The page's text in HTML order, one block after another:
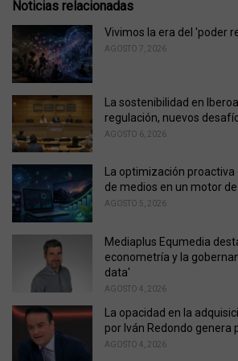
e
r
e
Noticias relacionadas
Vivimos la era del 'poder
AGOSTO 7, 2026
La sostenibilidad en
regulación, nuevos
AGOSTO 6, 2026
La optimización proactiva
de medios en un motor
AGOSTO 5, 2026
Mediaplus Equmedia
econometría y la
data'
AGOSTO 4, 2026
La opacidad en la
por Iván Redondo genera
AGOSTO 4, 2026